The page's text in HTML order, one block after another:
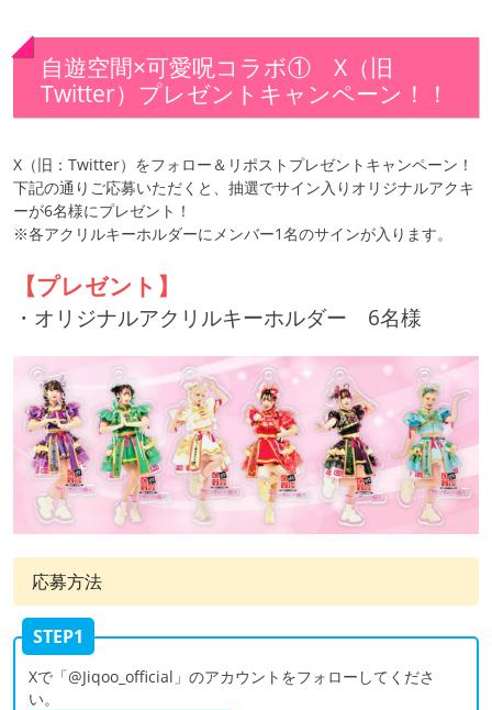
自遊空間×可愛呪コラボ① X（旧
Twitter）プレゼントキャンペーン！！
X（旧：Twitter）をフォロー＆リポストプレゼントキャンペーン！
下記の通りご応募いただくと、抽選でサイン入りオリジナルアクキ
ーが6名様にプレゼント！
※各アクリルキーホルダーにメンバー1名のサインが入ります。
【プレゼント】
・オリジナルアクリルキーホルダー 6名様
応募方法
STEP1
Xで「@Jiqoo_official」のアカウントをフォローしてくださ
い。